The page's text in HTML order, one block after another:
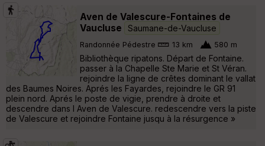
Aven de Valescure-Fontaines de
Vaucluse
Saumane-de-Vaucluse
Randonnée Pédestre 13 km 580 m
Bibliothèque ripatons. Départ de Fontaine.
passer à la Chapelle Ste Marie et St Véran.
rejoindre la ligne de crêtes dominant le vallat
des Baumes Noires. Aprés les Fayardes, rejoindre le GR 91
plein nord. Aprés le poste de vigie, prendre à droite et
descendre dans l Aven de Valescure. redescendre vers la piste
de Valescure et rejoindre Fontaine jusqu à la résurgence »